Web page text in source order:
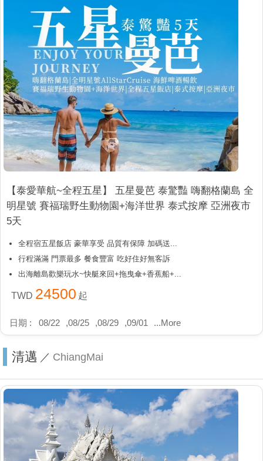
【泰愛華航~全程五星】 五星曼芭 泰驚豔 嗨翻格蘭島 全
明星號 賽福瑞野生動物園+海洋世界 泰式按摩 亞洲夜市
5天
全程宿五星飯店 豪華享受 品質有保障 加碼送...
行程滿滿 門票最多 餐食豐富 吃好住好無客訴
出海離島歡樂玩水~快艇來回+拖曳傘+香蕉船+...
TWD 24500 起
日期 : 08/22 ,08/25 ,08/29 ,09/01 ...More
清邁 ／ ChiangMai